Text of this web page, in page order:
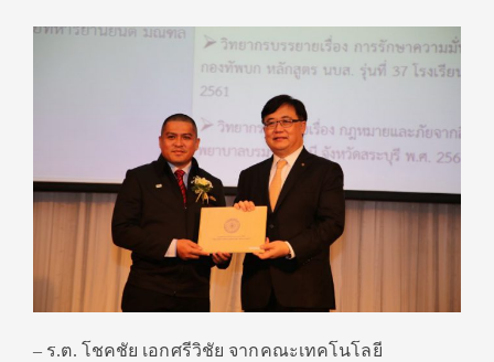
– ร.ต. โชคชัย เอกศรีวิชัย จากคณะเทคโนโลยี